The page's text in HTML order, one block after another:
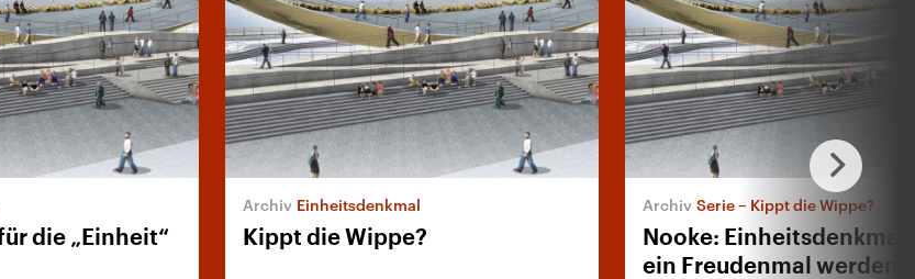
die „Einheit“
Einheitsdenkmal
Kippt die Wippe?
Serie – Kippt die Wippe?
Nooke: Einheitsdenkmal
ein Freudenmal werden